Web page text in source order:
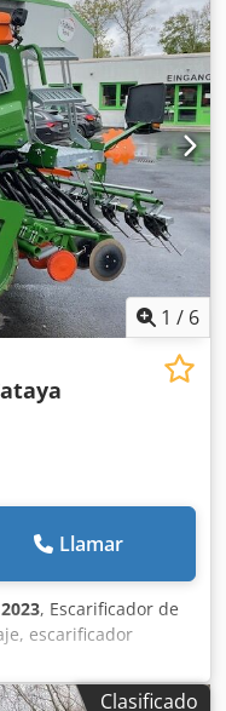
1 / 6
Llamar
2023, Escarificador de
escarificador
/ electrónico 3000
/ internacional.
Clasificado